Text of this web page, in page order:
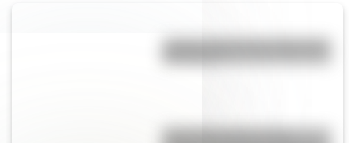
¿Sabías cómo fue la infancia de
Actividades para el 17 de